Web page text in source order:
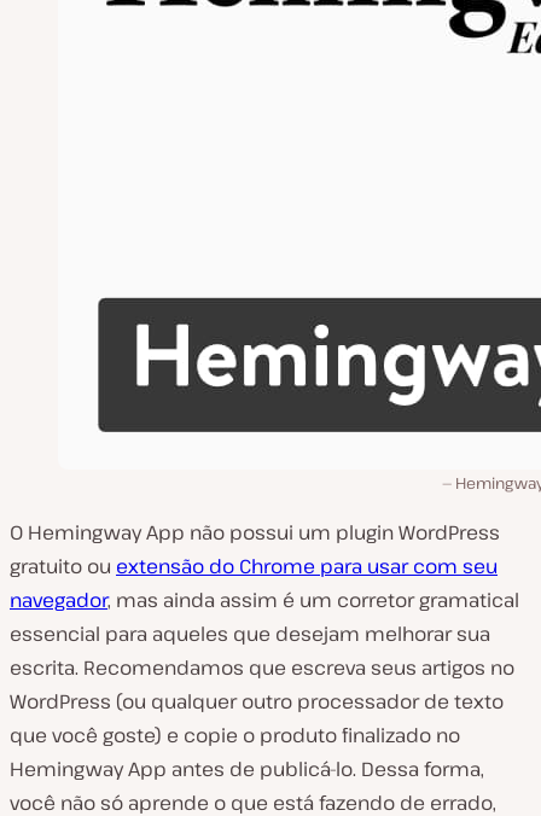
O Hemingway App não possui um plugin WordPress
gratuito ou extensão do Chrome para usar com seu
navegador, mas ainda assim é um corretor gramatical
essencial para aqueles que desejam melhorar sua
escrita. Recomendamos que escreva seus artigos no
WordPress (ou qualquer outro processador de texto
que você goste) e copie o produto finalizado no
Hemingway App antes de publicá-lo. Dessa forma,
você não só aprende o que está fazendo de errado,